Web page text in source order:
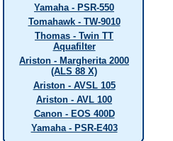
Yamaha - PSR-550
Tomahawk - TW-9010
Thomas - Twin TT
Aquafilter
Ariston - Margherita 2000
(ALS 88 X)
Ariston - AVSL 105
Ariston - AVL 100
Canon - EOS 400D
Yamaha - PSR-E403